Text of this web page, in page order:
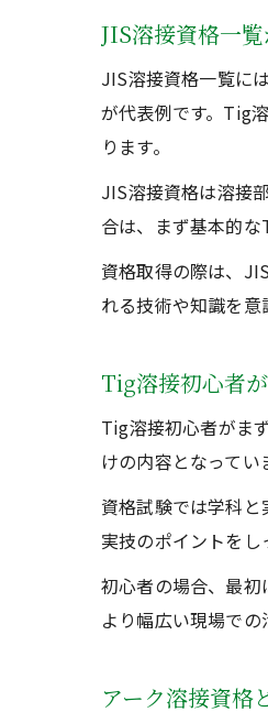
JIS溶接資格一
JIS溶接資格一覧に
が代表例です。Tig
ります。
JIS溶接資格は溶接
合は、まず基本的
資格取得の際は、
れる技術や知識を意
Tig溶接初心者
Tig溶接初心者がま
けの内容となって
資格試験では学科
実技のポイントをし
初心者の場合、最
より幅広い現場での
アーク溶接資格